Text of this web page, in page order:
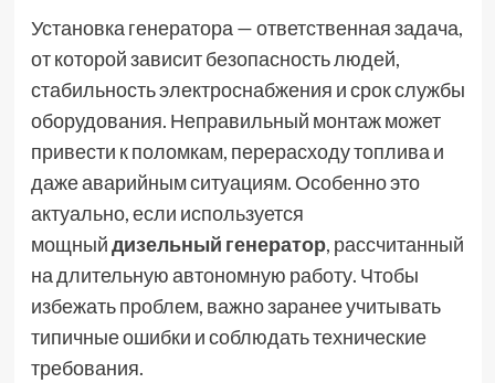
Установка генератора — ответственная задача,
от которой зависит безопасность людей,
стабильность электроснабжения и срок службы
оборудования. Неправильный монтаж может
привести к поломкам, перерасходу топлива и
даже аварийным ситуациям. Особенно это
актуально, если используется
мощныйдизельный генератор, рассчитанный
на длительную автономную работу. Чтобы
избежать проблем, важно заранее учитывать
типичные ошибки и соблюдать технические
требования.